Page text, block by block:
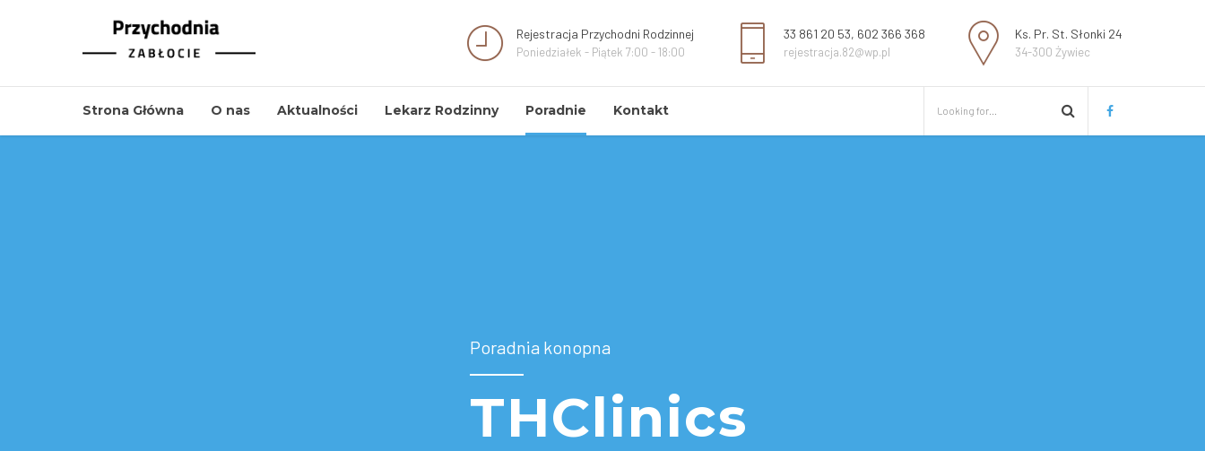
Rejestracja Przychodni Rodzinnej
Poniedziałek - Piątek 7:00 - 18:00
33 861 20 53, 602 366 368
rejestracja.82@wp.pl
Ks. Pr. St. Słonki 24
34-300 Żywiec
Strona Główna O nas Aktualności Lekarz Rodzinny Poradnie Kontakt
Poradnia konopna
THClinics